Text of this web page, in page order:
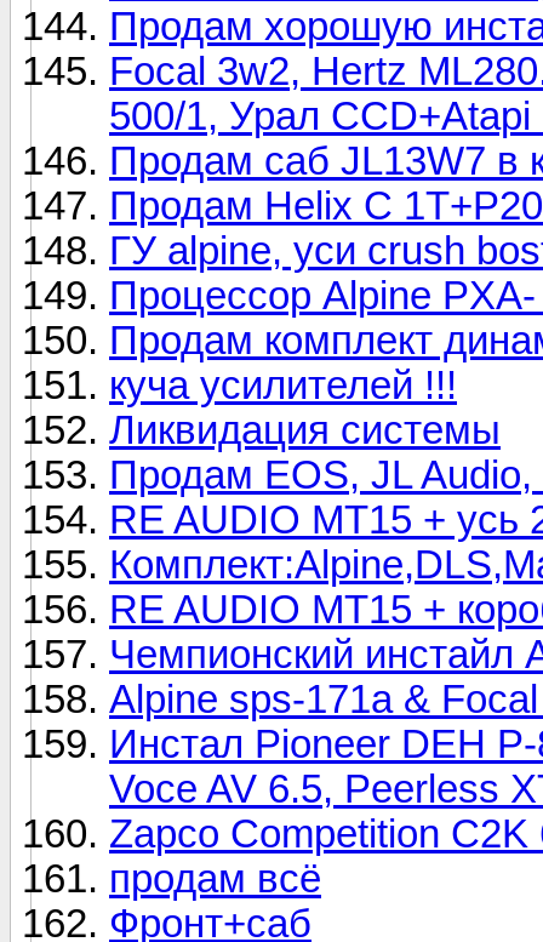
Продам хорошую
Focal 3w2, Hertz
500/1, Урал CCD+Atapi
Продам саб JL13W7 в
Продам Helix C
ГУ alpine, уси crush
Процессор Alpine
Продам комплект
куча усилителей !!!
Ликвидация системы
Продам EOS, JL Audio,
RE AUDIO MT15 + усь
RE AUDIO MT15 +
Чемпионский инстайл
Alpine sps-171a &
Инстал Pioneer DEH
Voce AV 6.5, Peerless
Zapco Competition
продам всё
Фронт+саб